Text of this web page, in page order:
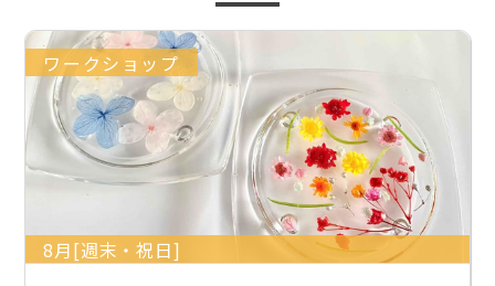
ワークショップ
8月[週末・祝日]